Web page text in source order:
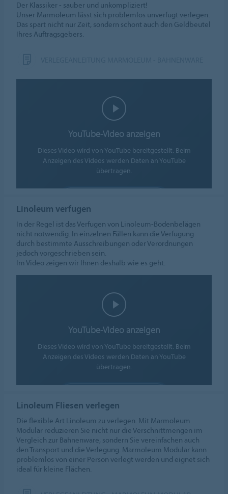
Der Klassiker - sauber und unkompliziert!
Unser Marmoleum lässt sich problemlos unverfugt verlegen.
Das spart nicht nur Zeit, sondern schont auch den Geldbeutel
Ihres Auftragsgebers.
YouTube-Video anzeigen
Dieses Video wird von YouTube bereitgestellt. Beim
Anzeigen des Videos werden Daten an YouTube
übertragen.
Cookie-Einstellungen
Linoleum verfugen
In der Regel ist das Verfugen von Linoleum-Bodenbelägen
nicht notwendig. In einzelnen Fällen kann die Verfugung
durch bestimmte Ausschreibungen oder Verordnungen
jedoch vorgeschrieben sein.
Im Video zeigen wir Ihnen deshalb wie es geht:
YouTube-Video anzeigen
Dieses Video wird von YouTube bereitgestellt. Beim
Anzeigen des Videos werden Daten an YouTube
übertragen.
Cookie-Einstellungen
Linoleum Fliesen verlegen
Die flexible Art Linoleum zu verlegen. Mit Marmoleum
Modular reduzieren Sie nicht nur die Verschnittmengen im
Vergleich zur Bahnenware, sondern Sie vereinfachen auch
den Transport und die Verlegung. Marmoleum Modular kann
problemlos von einer Person verlegt werden und eignet sich
ideal für kleine Flächen.